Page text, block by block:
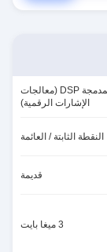
الدوائر المتكاملة (ICs) المدمجة DSP (معالجات
الإشارات الرقمية)
النقطة الثابتة / العائمة
قديمة
3 ميغا بايت